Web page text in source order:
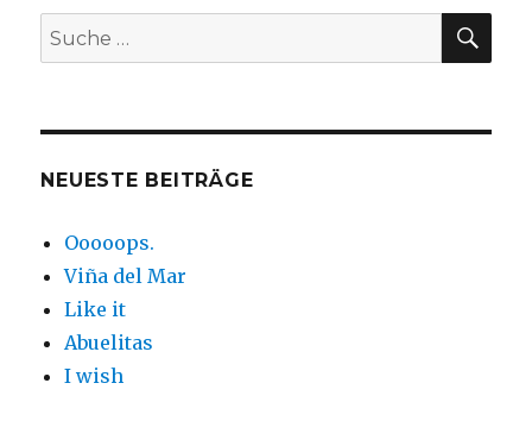
Suche
nach:
NEUESTE BEITRÄGE
Ooooops.
Viña del Mar
Like it
Abuelitas
I wish